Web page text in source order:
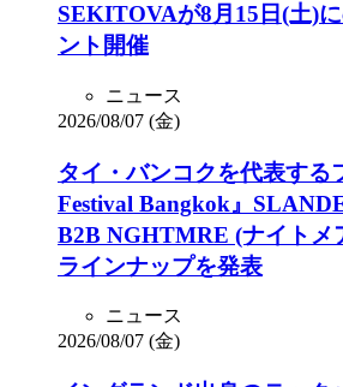
SEKITOVAが8月15日(土)
ント開催
ニュース
2026/08/07 (金)
タイ・バンコクを代表する
Festival Bangkok』
B2B NGHTMRE (ナイトメ
ラインナップを発表
ニュース
2026/08/07 (金)